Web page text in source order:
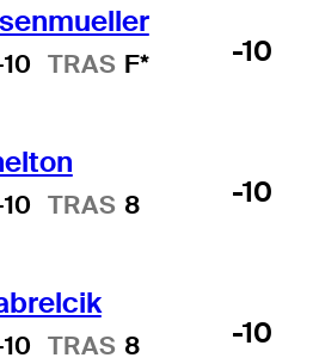
TRAS F* -10
TRAS 8 -10
TRAS 8 -10